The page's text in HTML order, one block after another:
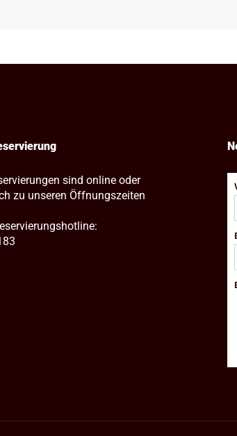
sind online oder
zu unseren Öffnungszeiten